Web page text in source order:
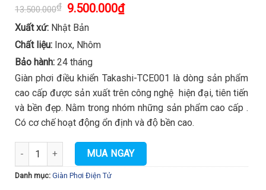
13.500.000₫ Original
price
was:
13.500.000₫.
9.500.000₫Current
price
Xuất xứ: Nhật Bản
Chất liệu: Inox, Nhôm
Bảo hành: 24 tháng
Giàn phơi điều khiển Takashi-TCE001 là dòng sản phẩm
cao cấp được sản xuất trên công nghệ hiện đại, tiên tiến
và bền đẹp. Nằm trong nhóm những sản phẩm cao cấp .
Có cơ chế hoạt động ổn định và độ bền cao.
Giàn phơi điều khiển Takashi TCE001 số lượng
MUA NGAY
Danh mục: Giàn Phơi Điện Tử